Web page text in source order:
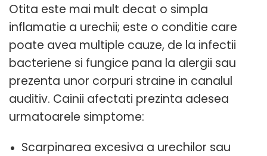
Otita este mai mult decat o simpla
inflamatie a urechii; este o conditie care
poate avea multiple cauze, de la infectii
bacteriene si fungice pana la alergii sau
prezenta unor corpuri straine in canalul
auditiv. Cainii afectati prezinta adesea
urmatoarele simptome:
Scarpinarea excesiva a urechilor sau